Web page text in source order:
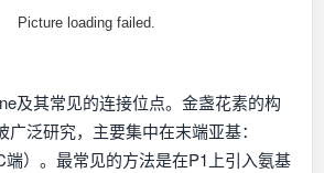
及其常见的连接位点。金盏花素的构
泛研究，主要集中在末端亚基：
端）。最常见的方法是在P1上引入氨基